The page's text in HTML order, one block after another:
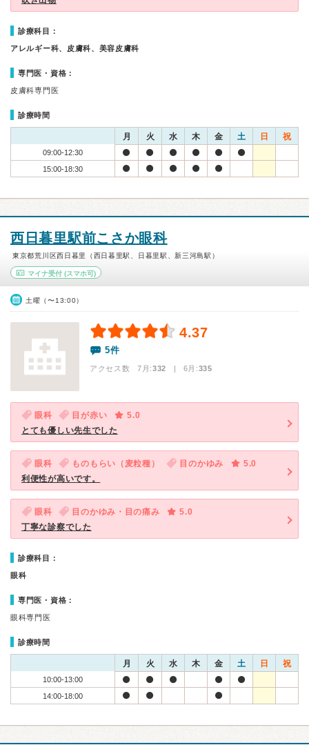
診療科目：
アレルギー科、皮膚科、美容皮膚科
専門医・資格：
皮膚科専門医
診療時間
月 火 水 木 金 土 日 祝
09:00-12:30
15:00-18:30
西日暮里駅前こさか眼科
東京都荒川区西日暮里（西日暮里駅、日暮里駅、新三河島駅）
マイナ受付 (スマホ可)
土曜（〜13:00）
4.37
5件
アクセス数 7月:332 | 6月:335
眼科 目が赤い
5.0
とても優しい先生でした
眼科 ものもらい（麦粒種） 目のかゆみ
5.0
利便性が高いです。
眼科 目のかゆみ・目の痛み
5.0
丁寧な診察でした
診療科目：
眼科
専門医・資格：
眼科専門医
診療時間
月 火 水 木 金 土 日 祝
10:00-13:00
14:00-18:00